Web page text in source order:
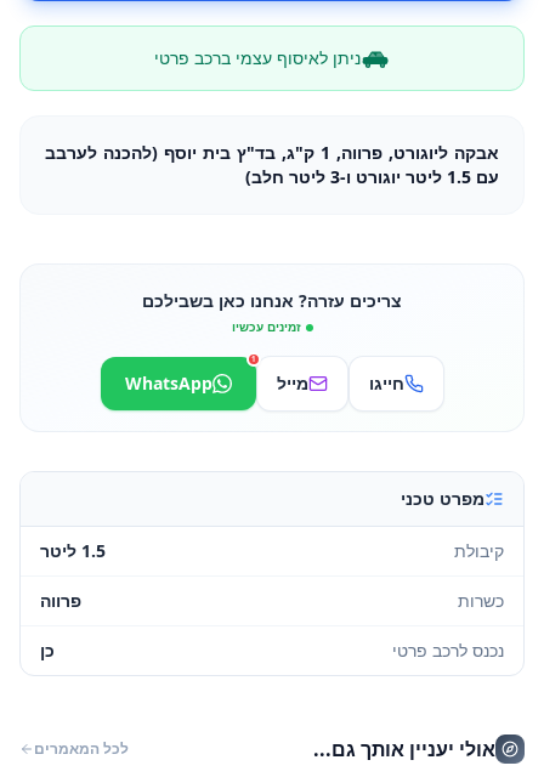
ניתן לאיסוף עצמי ברכב פרטי
אבקה ליוגורט, פרווה, 1 ק"ג, בד"ץ בית יוסף (להכנה לערבב
עם 1.5 ליטר יוגורט ו-3 ליטר חלב)
צריכים עזרה? אנחנו כאן בשבילכם
זמינים עכשיו
חייגו מייל WhatsApp
1
מפרט טכני
קיבולת 1.5 ליטר
כשרות פרווה
נכנס לרכב פרטי כן
אולי יעניין אותך גם... לכל המאמרים